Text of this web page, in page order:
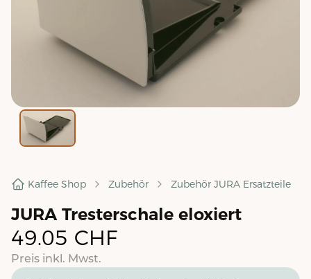
Kaffee Shop Zubehör Zubehör JURA Ersatzteile
JURA Tresterschale eloxiert
49.05 CHF
Preis inkl. Mwst.